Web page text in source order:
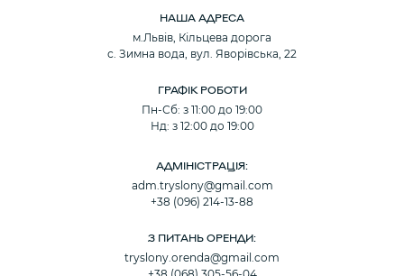
НАША АДРЕСА
м.Львів, Кільцева дорога
с. Зимна вода, вул. Яворівська, 22
ГРАФІК РОБОТИ
Пн-Сб: з 11:00 до 19:00
Нд: з 12:00 до 19:00
АДМІНІСТРАЦІЯ:
adm.tryslony@gmail.com
+38 (096) 214-13-88
З ПИТАНЬ ОРЕНДИ:
tryslony.orenda@gmail.com